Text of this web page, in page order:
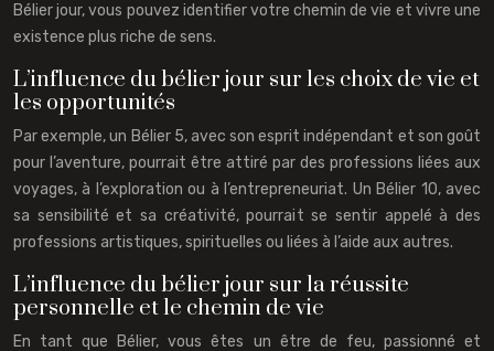
Bélier jour, vous pouvez identifier votre chemin de vie et vivre une
existence plus riche de sens.
L’influence du bélier jour sur les choix de vie et
les opportunités
Par exemple, un Bélier 5, avec son esprit indépendant et son goût
pour l’aventure, pourrait être attiré par des professions liées aux
voyages, à l’exploration ou à l’entrepreneuriat. Un Bélier 10, avec
sa sensibilité et sa créativité, pourrait se sentir appelé à des
professions artistiques, spirituelles ou liées à l’aide aux autres.
L’influence du bélier jour sur la réussite
personnelle et le chemin de vie
En tant que Bélier, vous êtes un être de feu, passionné et